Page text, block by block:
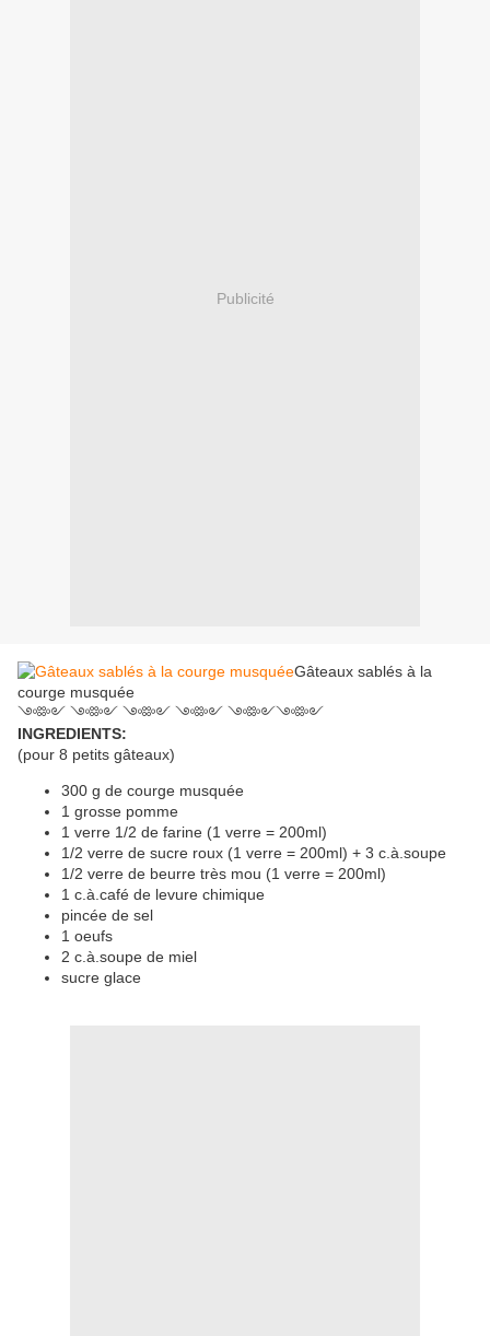
Publicité
Gâteaux sablés à la
courge musquée
༺༻ ༺༻ ༺༻ ༺༻ ༺༻༺༻
INGREDIENTS:
(pour 8 petits gâteaux)
300 g de courge musquée
1 grosse pomme
1 verre 1/2 de farine (1 verre = 200ml)
1/2 verre de sucre roux (1 verre = 200ml) + 3 c.à.soupe
1/2 verre de beurre très mou (1 verre = 200ml)
1 c.à.café de levure chimique
pincée de sel
1 oeufs
2 c.à.soupe de miel
sucre glace